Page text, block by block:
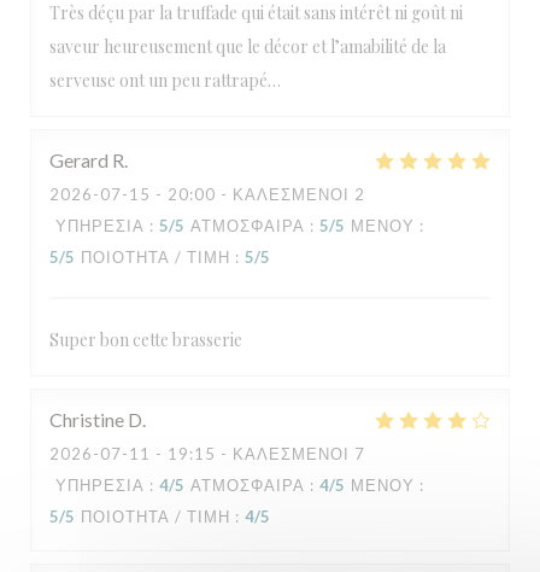
Très déçu par la truffade qui était sans intérêt ni goût ni
saveur heureusement que le décor et l’amabilité de la
serveuse ont un peu rattrapé…
Gerard R
2026-07-15 - 20:00 - ΚΑΛΕΣΜΈΝΟΙ 2
ΥΠΗΡΕΣΊΑ : 5/5 ΑΤΜΌΣΦΑΙΡΑ : 5/5 ΜΕΝΟΎ :
5/5 ΠΟΙΌΤΗΤΑ / ΤΙΜΉ : 5/5
Super bon cette brasserie
Christine D
2026-07-11 - 19:15 - ΚΑΛΕΣΜΈΝΟΙ 7
ΥΠΗΡΕΣΊΑ : 4/5 ΑΤΜΌΣΦΑΙΡΑ : 4/5 ΜΕΝΟΎ :
5/5 ΠΟΙΌΤΗΤΑ / ΤΙΜΉ : 4/5